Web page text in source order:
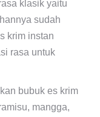
klasik yaitu
sudah
krim instan
rasa untuk
bubuk es krim
mangga,